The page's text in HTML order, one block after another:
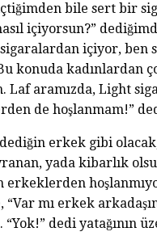
bile sert bir
içiyorsun?”
içiyor, ben
konuda kadınlardan
Laf aramızda, Light
de hoşlanmam!”
erkek gibi
yada kibarlık
erkeklerden
“Var mı erkek
dedi yatağının